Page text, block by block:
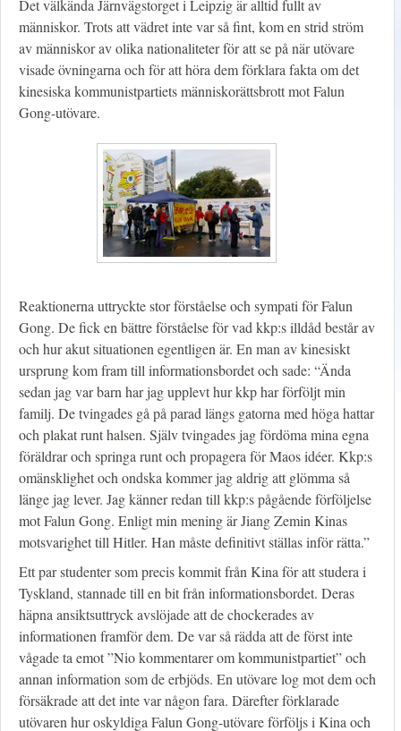
Det välkända Järnvägstorget i Leipzig är alltid fullt av
människor. Trots att vädret inte var så fint, kom en strid ström
av människor av olika nationaliteter för att se på när utövare
visade övningarna och för att höra dem förklara fakta om det
kinesiska kommunistpartiets människorättsbrott mot Falun
Gong-utövare.
Reaktionerna uttryckte stor förståelse och sympati för Falun
Gong. De fick en bättre förståelse för vad kkp:s illdåd består av
och hur akut situationen egentligen är. En man av kinesiskt
ursprung kom fram till informationsbordet och sade: “Ända
sedan jag var barn har jag upplevt hur kkp har förföljt min
familj. De tvingades gå på parad längs gatorna med höga hattar
och plakat runt halsen. Själv tvingades jag fördöma mina egna
föräldrar och springa runt och propagera för Maos idéer. Kkp:s
omänsklighet och ondska kommer jag aldrig att glömma så
länge jag lever. Jag känner redan till kkp:s pågående förföljelse
mot Falun Gong. Enligt min mening är Jiang Zemin Kinas
motsvarighet till Hitler. Han måste definitivt ställas inför rätta.”
Ett par studenter som precis kommit från Kina för att studera i
Tyskland, stannade till en bit från informationsbordet. Deras
häpna ansiktsuttryck avslöjade att de chockerades av
informationen framför dem. De var så rädda att de först inte
vågade ta emot ”Nio kommentarer om kommunistpartiet” och
annan information som de erbjöds. En utövare log mot dem och
försäkrade att det inte var någon fara. Därefter förklarade
utövaren hur oskyldiga Falun Gong-utövare förföljs i Kina och